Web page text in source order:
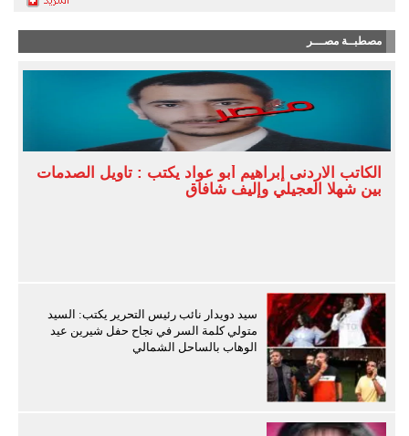
مصطبــة مصـــر
الكاتب الاردنى إبراهيم أبو عواد يكتب : تأويل الصدمات
بين شهلا العجيلي وإليف شافاق
سيد دويدار نائب رئيس التحرير يكتب: السيد
متولي كلمة السر في نجاح حفل شيرين عيد
الوهاب بالساحل الشمالي